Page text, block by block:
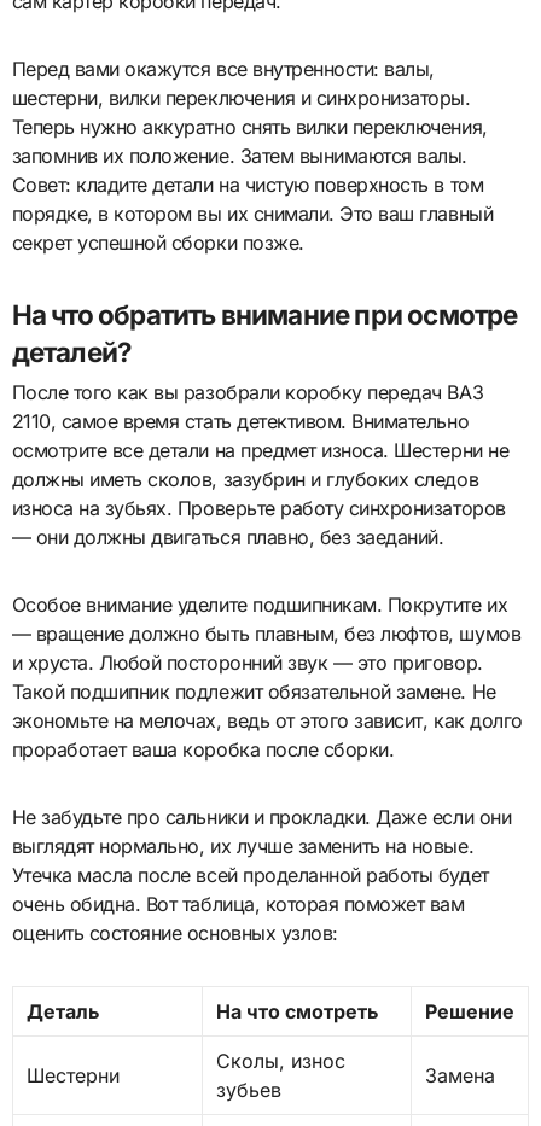
Перед вами окажутся все внутренности: валы,
шестерни, вилки переключения и синхронизаторы.
Теперь нужно аккуратно снять вилки переключения,
запомнив их положение. Затем вынимаются валы.
Совет: кладите детали на чистую поверхность в том
порядке, в котором вы их снимали. Это ваш главный
секрет успешной сборки позже.
На что обратить внимание при осмотре
деталей?
После того как вы разобрали коробку передач ВАЗ
2110, самое время стать детективом. Внимательно
осмотрите все детали на предмет износа. Шестерни не
должны иметь сколов, зазубрин и глубоких следов
износа на зубьях. Проверьте работу синхронизаторов
— они должны двигаться плавно, без заеданий.
Особое внимание уделите подшипникам. Покрутите их
— вращение должно быть плавным, без люфтов, шумов
и хруста. Любой посторонний звук — это приговор.
Такой подшипник подлежит обязательной замене. Не
экономьте на мелочах, ведь от этого зависит, как долго
проработает ваша коробка после сборки.
Не забудьте про сальники и прокладки. Даже если они
выглядят нормально, их лучше заменить на новые.
Утечка масла после всей проделанной работы будет
очень обидна. Вот таблица, которая поможет вам
оценить состояние основных узлов:
Деталь На что смотреть Решение
Шестерни
Сколы, износ
зубьев
Замена